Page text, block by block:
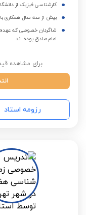
کارشناسی فیزیک از
بیش از سه سال همکاری
شاگردان خصوصی که عهده
امام صادق بوده اند
برای مشاهده
رزومه استاد